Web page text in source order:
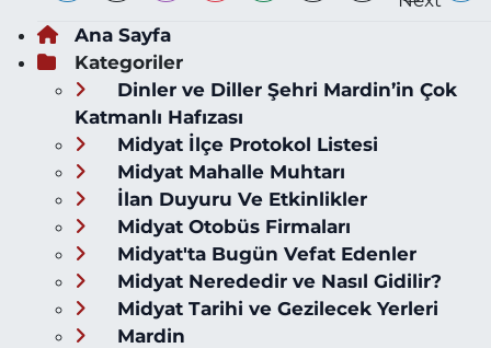
Ana Sayfa
Kategoriler
Dinler ve Diller Şehri Mardin’in Çok
Katmanlı Hafızası
Midyat İlçe Protokol Listesi
Midyat Mahalle Muhtarı
İlan Duyuru Ve Etkinlikler
Midyat Otobüs Firmaları
Midyat'ta Bugün Vefat Edenler
Midyat Nerededir ve Nasıl Gidilir?
Midyat Tarihi ve Gezilecek Yerleri
Mardin